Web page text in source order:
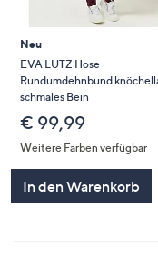
Neu
EVA LUTZ Hose
Rundumdehnbund
schmales Bein
€ 99,99
Weitere Farben verfügbar
In den Warenkorb